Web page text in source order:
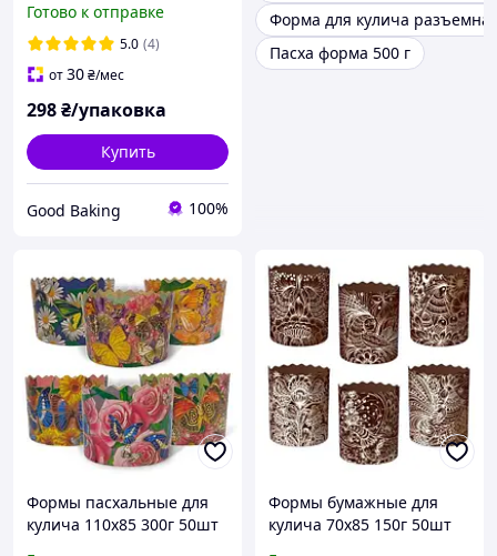
Форма для выпечки пасок
бумажная коричневая с
серебром 50 шт/уп
Готово к отправке
5.0 (4)
от30₴/мес
298₴/упаковка
Купить
Good Baking 100%
Форма для кулича
Пасха форма 500 г
Формы пасхальные для
кулича 110х85 300г 50шт
Формы бумажные для
кулича 70х85 150г 50шт